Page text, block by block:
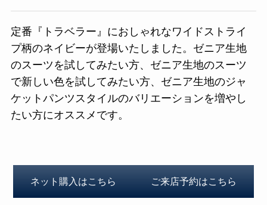
定番『トラベラー』におしゃれなワイドストライ
プ柄のネイビーが登場いたしました。ゼニア生地
のスーツを試してみたい方、ゼニア生地のスーツ
で新しい色を試してみたい方、ゼニア生地のジャ
ケットパンツスタイルのバリエーションを増やし
たい方にオススメです。
ネット購入はこちら ご来店予約はこちら